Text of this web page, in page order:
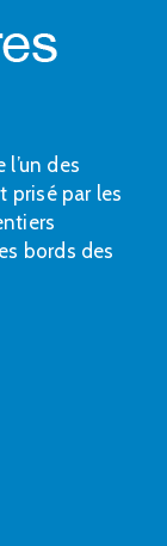
des
prisé par les
bords des